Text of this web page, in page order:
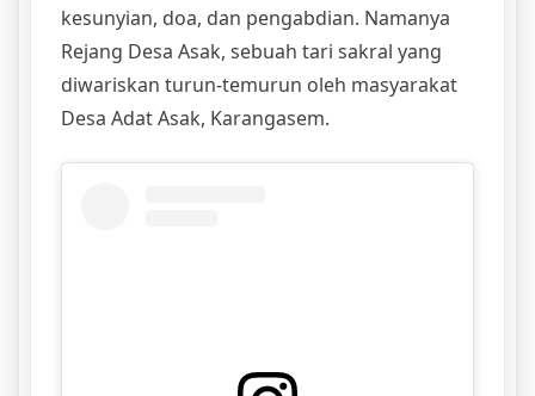
kesunyian, doa, dan pengabdian. Namanya
Rejang Desa Asak, sebuah tari sakral yang
diwariskan turun-temurun oleh masyarakat
Desa Adat Asak, Karangasem.